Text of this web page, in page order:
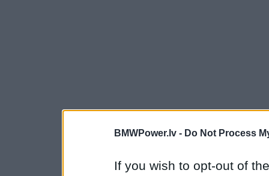
BMWPower.lv - Do Not Process
If you wish to opt-out of